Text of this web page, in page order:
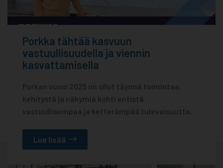
Porkka tähtää kasvuun
vastuullisuudella ja viennin
kasvattamisella
Porkan vuosi 2025 on ollut täynnä toimintaa,
kehitystä ja näkymiä kohti entistä
vastuullisempaa ja ketterämpää tulevaisuutta.
Lue lisää